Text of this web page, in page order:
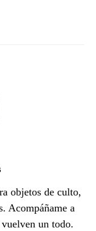
objetos de culto,
Acompáñame a
un todo.